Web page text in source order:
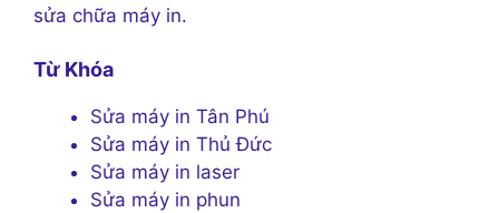
sửa chữa máy in.
Từ Khóa
Sửa máy in Tân Phú
Sửa máy in Thủ Đức
Sửa máy in laser
Sửa máy in phun